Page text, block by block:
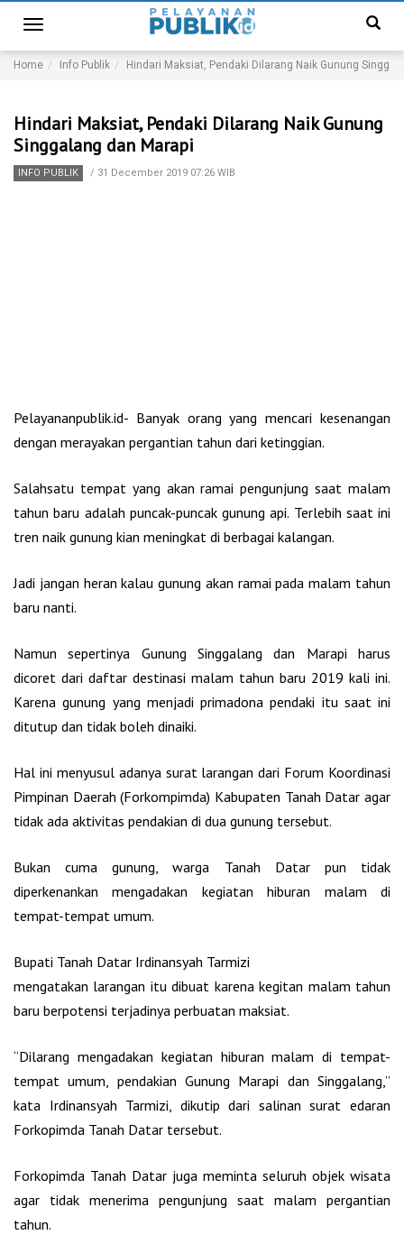
Toggle
navigation
Home Info Publik Hindari Maksiat, Pendaki Dilarang Naik Gunung
Hindari Maksiat, Pendaki Dilarang Naik Gunung
Singgalang dan Marapi
INFO PUBLIK / 31 December 2019 07:26 WIB
Pelayananpublik.id- Banyak orang yang mencari kesenangan
dengan merayakan pergantian tahun dari ketinggian.
Salahsatu tempat yang akan ramai pengunjung saat malam
tahun baru adalah puncak-puncak gunung api. Terlebih saat ini
tren naik gunung kian meningkat di berbagai kalangan.
Jadi jangan heran kalau gunung akan ramai pada malam tahun
baru nanti.
Namun sepertinya Gunung Singgalang dan Marapi harus
dicoret dari daftar destinasi malam tahun baru 2019 kali ini.
Karena gunung yang menjadi primadona pendaki itu saat ini
ditutup dan tidak boleh dinaiki.
Hal ini menyusul adanya surat larangan dari Forum Koordinasi
Pimpinan Daerah (Forkompimda) Kabupaten Tanah Datar agar
tidak ada aktivitas pendakian di dua gunung tersebut.
Bukan cuma gunung, warga Tanah Datar pun tidak
diperkenankan mengadakan kegiatan hiburan malam di
tempat-tempat umum.
Bupati Tanah Datar Irdinansyah Tarmizi
mengatakan larangan itu dibuat karena kegitan malam tahun
baru berpotensi terjadinya perbuatan maksiat.
“Dilarang mengadakan kegiatan hiburan malam di tempat-
tempat umum, pendakian Gunung Marapi dan Singgalang,”
kata Irdinansyah Tarmizi, dikutip dari salinan surat edaran
Forkopimda Tanah Datar tersebut.
Forkopimda Tanah Datar juga meminta seluruh objek wisata
agar tidak menerima pengunjung saat malam pergantian
tahun.